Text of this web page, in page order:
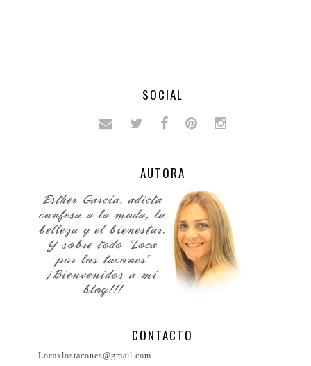
SOCIAL
AUTORA
CONTACTO
Locaxlostacones@gmail.com